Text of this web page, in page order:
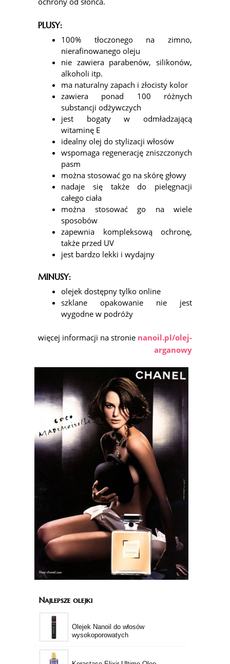
PLUSY:
100% tłoczonego na zimno,
nierafinowanego oleju
nie zawiera parabenów, silikonów,
alkoholi itp.
ma naturalny zapach i złocisty kolor
zawiera ponad 100 różnych
substancji odżywczych
jest bogaty w odmładzającą
witaminę E
idealny olej do stylizacji włosów
wspomaga regenerację zniszczonych
pasm
można stosować go na skórę głowy
nadaje się także do pielęgnacji
całego ciała
można stosować go na wiele
sposobów
zapewnia kompleksową ochronę,
także przed UV
jest bardzo lekki i wydajny
MINUSY:
olejek dostępny tylko online
szklane opakowanie nie jest
wygodne w podróży
więcej informacji na stronie nanoil.pl/olej-
arganowy
Najlepsze olejki
Olejek Nanoil do włosów
wysokoporowatych